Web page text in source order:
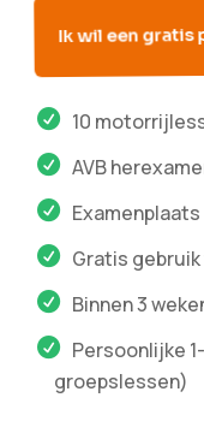
Ik wil een gratis
10
AVB
Gratis
Binnen 3
Persoonlijke
groepslessen)